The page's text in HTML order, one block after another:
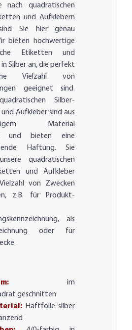
nach quadratischen
und Aufklebern
Sie hier genau
bieten hochwertige
Etiketten und
Silber an, die perfekt
Vielzahl von
geeignet sind.
Silber-
Aufkleber sind aus
Material
und bieten eine
Haftung. Sie
quadratischen
und Aufkleber
von Zwecken
z.B. für Produkt-
als
oder für
im
geschnitten
Haftfolie silber